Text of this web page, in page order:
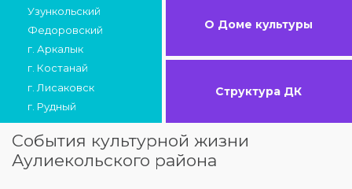
Узункольский
Федоровский
г. Аркалык
г. Костанай
г. Лисаковск
г. Рудный
О Доме культуры
Структура ДК
События культурной жизни
Аулиекольского района